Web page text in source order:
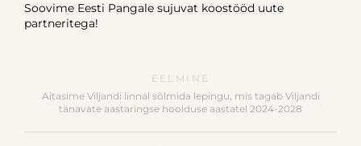
Soovime Eesti Pangale sujuvat koostööd uute
partneritega!
EELMINE
Aitasime Viljandi linnal sõlmida lepingu, mis tagab Viljandi
tänavate aastaringse hoolduse aastatel 2024-2028